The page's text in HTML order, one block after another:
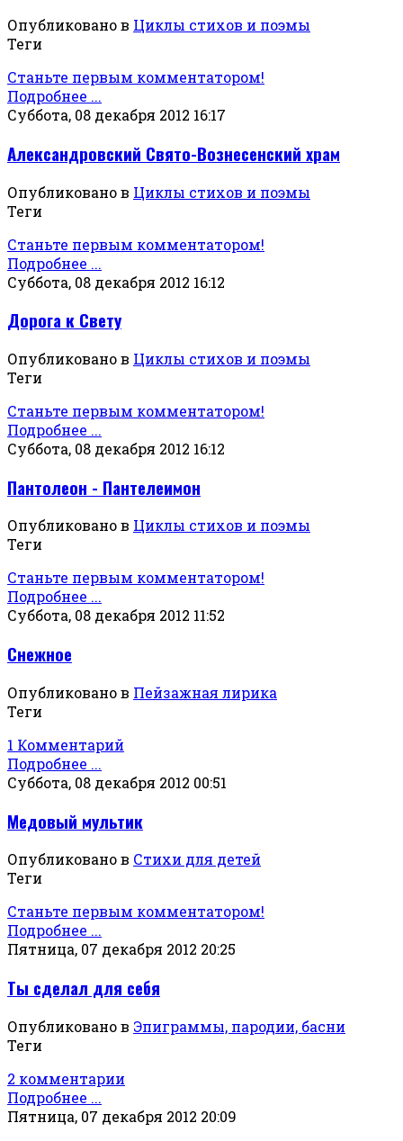
Опубликовано в Циклы стихов и поэмы
Теги
Станьте первым комментатором!
Подробнее ...
Суббота, 08 декабря 2012 16:17
Александровский Свято-Вознесенский храм
Опубликовано в Циклы стихов и поэмы
Теги
Станьте первым комментатором!
Подробнее ...
Суббота, 08 декабря 2012 16:12
Дорога к Свету
Опубликовано в Циклы стихов и поэмы
Теги
Станьте первым комментатором!
Подробнее ...
Суббота, 08 декабря 2012 16:12
Пантолеон - Пантелеимон
Опубликовано в Циклы стихов и поэмы
Теги
Станьте первым комментатором!
Подробнее ...
Суббота, 08 декабря 2012 11:52
Снежное
Опубликовано в Пейзажная лирика
Теги
1 Комментарий
Подробнее ...
Суббота, 08 декабря 2012 00:51
Медовый мультик
Опубликовано в Стихи для детей
Теги
Станьте первым комментатором!
Подробнее ...
Пятница, 07 декабря 2012 20:25
Ты сделал для себя
Опубликовано в Эпиграммы, пародии, басни
Теги
2 комментарии
Подробнее ...
Пятница, 07 декабря 2012 20:09